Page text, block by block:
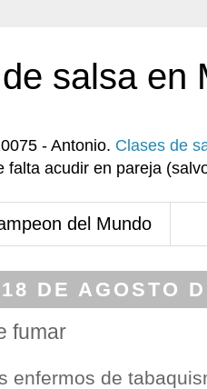
salsa en
- Antonio. Clases de
falta acudir en pareja
del Mundo
DE AGOSTO
fumar
enfermos de